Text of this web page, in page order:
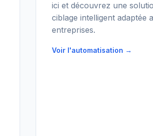
ici et découvrez une
ciblage intelligent adaptée
entreprises.
Voir l'automatisation →